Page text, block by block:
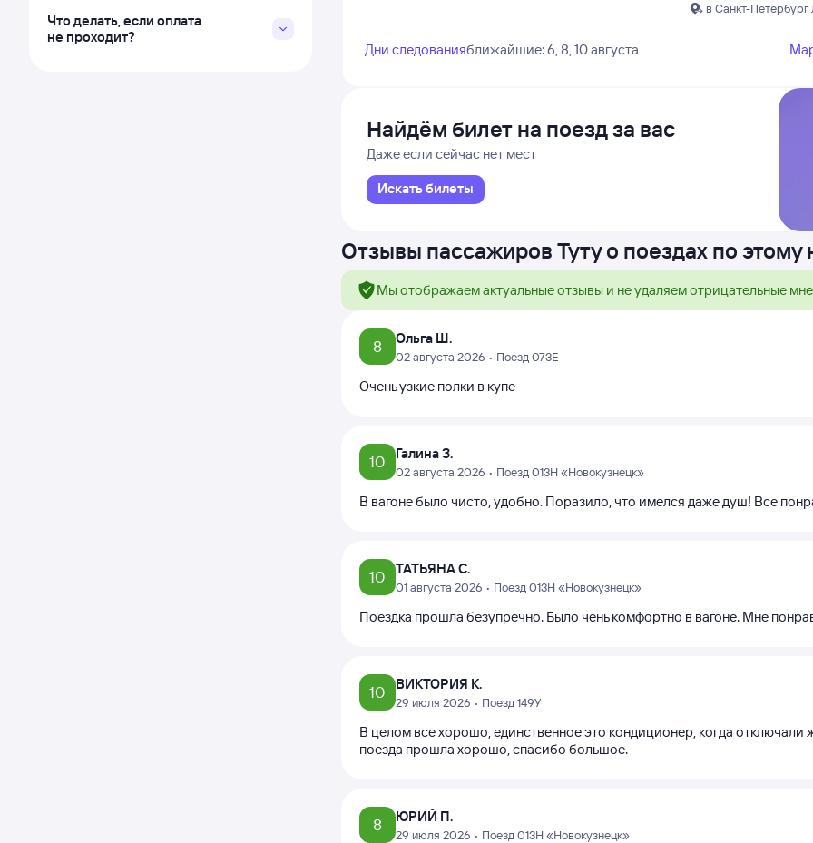
Что делать, если оплата
не проходит?
в Санкт-Петербург
Дни следованияближайшие: 6, 8, 10 августа
Найдём билет на поезд за вас
Даже если сейчас нет мест
Искать билеты
Отзывы пассажиров Туту о поездах по
Мы отображаем актуальные отзывы и не удаляем отрицательные
8 Ольга Ш.
02 августа 2026 • Поезд 073Е
Очень узкие полки в купе
10 Галина З.
02 августа 2026 • Поезд 013Н «Новокузнецк»
В вагоне было чисто, удобно. Поразило, что имелся даже душ! Все
10 ТАТЬЯНА С.
01 августа 2026 • Поезд 013Н «Новокузнецк»
Поездка прошла безупречно. Было чень комфортно в вагоне. Мне
10 ВИКТОРИЯ К.
29 июля 2026 • Поезд 149У
В целом все хорошо, единственное это кондиционер, когда
поезда прошла хорошо, спасибо большое.
8 ЮРИЙ П.
29 июля 2026 • Поезд 013Н «Новокузнецк»